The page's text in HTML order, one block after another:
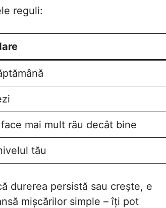
reguli:
mai mult rău decât bine
tău
durerea persistă sau crește, e
mișcărilor simple – îți pot